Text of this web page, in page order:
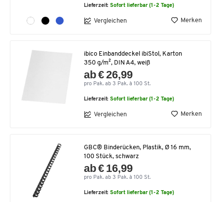
Lieferzeit:Sofort lieferbar (1-2 Tage)
Vergleichen Merken
ibico Einbanddeckel ibiStol, Karton
350 g/m², DIN A4, weiß
ab € 26,99
pro Pak. ab 3 Pak. à 100 St.
Lieferzeit:Sofort lieferbar (1-2 Tage)
Vergleichen Merken
GBC® Binderücken, Plastik, Ø 16 mm,
100 Stück, schwarz
ab € 16,99
pro Pak. ab 3 Pak. à 100 St.
Lieferzeit:Sofort lieferbar (1-2 Tage)